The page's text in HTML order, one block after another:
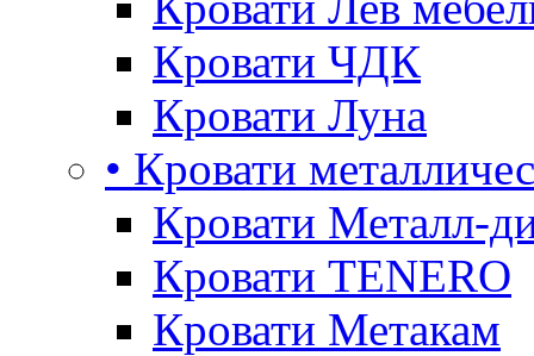
Кровати ЧДК
Кровати Луна
• Кровати
Кровати Металл-
Кровати TENERO
Кровати Метакам